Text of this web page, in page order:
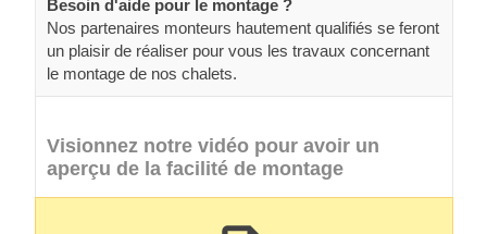
Besoin d'aide pour le montage ?
Nos partenaires monteurs hautement qualifiés se feront
un plaisir de réaliser pour vous les travaux concernant
le montage de nos chalets.
Visionnez notre vidéo pour avoir un
aperçu de la facilité de montage